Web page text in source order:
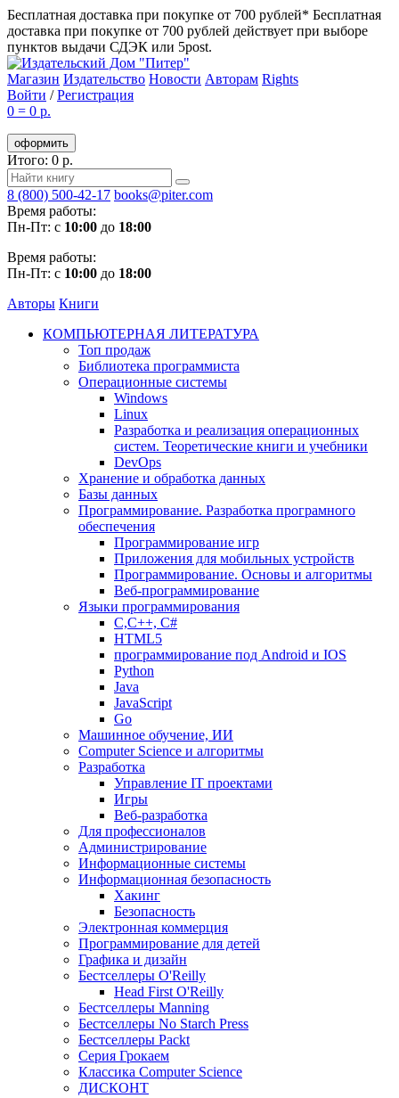
Бесплатная доставка при покупке от 700 рублей* Бесплатная
доставка при покупке от 700 рублей действует при выборе
пунктов выдачи СДЭК или 5post.
Магазин Издательство Новости Авторам Rights
Войти /Регистрация
0 = 0 р.
оформить
Итого: 0 р.
8 (800) 500-42-17 books@piter.com
Время работы:
Пн-Пт: с 10:00 до 18:00
Время работы:
Пн-Пт: с 10:00 до 18:00
Авторы Книги
КОМПЬЮТЕРНАЯ ЛИТЕРАТУРА
Топ продаж
Библиотека программиста
Операционные системы
Windows
Linux
Разработка и реализация операционных
систем. Теоретические книги и учебники
DevOps
Хранение и обработка данных
Базы данных
Программирование. Разработка програмного
обеспечения
Программирование игр
Приложения для мобильных устройств
Программирование. Основы и алгоритмы
Веб-программирование
Языки программирования
С,С++, С#
HTML5
программирование под Android и IOS
Python
Java
JavaScript
Go
Машинное обучение, ИИ
Computer Science и алгоритмы
Разработка
Управление IT проектами
Игры
Веб-разработка
Для профессионалов
Администрирование
Информационные системы
Информационная безопасность
Хакинг
Безопасность
Электронная коммерция
Программирование для детей
Графика и дизайн
Бестселлеры O'Reilly
Head First O'Reilly
Бестселлеры Manning
Бестселлеры No Starch Press
Бестселлеры Packt
Серия Грокаем
Классика Computer Science
ДИСКОНТ